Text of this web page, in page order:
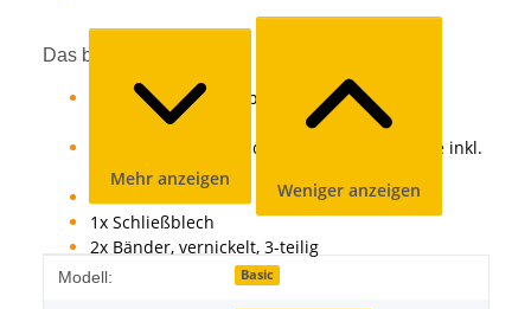
Das bekommst Du
1x Türblatt Röhrenspanplatteneinlage mit
Rundkante
1x 3-seitig umlaufende Zarge mit Rundkante inkl.
Dichtung
1x Schließblech
2x Bänder, vernickelt, 3-teilig
Mehr anzeigen
Weniger anzeigen
Produkteigenschaft
Wert
Modell: Basic